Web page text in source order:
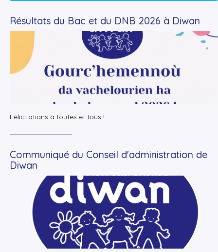
Résultats du Bac et du DNB 2026 à Diwan
+Lire la suite
Félicitations à toutes et tous !
Communiqué du Conseil d'administration de
Diwan
+ Lire la suite